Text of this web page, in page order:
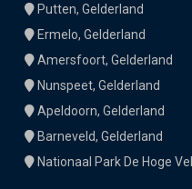
Putten, Gelderland
Ermelo, Gelderland
Amersfoort, Gelderland
Nunspeet, Gelderland
Apeldoorn, Gelderland
Barneveld, Gelderland
Nationaal Park De Hoge